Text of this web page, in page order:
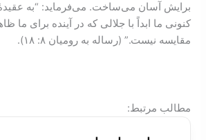
برایش آسان می‌ساخت. می‌فرماید: “به
کنونی ما ابداً با جلالی که در آينده برای ما
مقايسه نيست.” (رساله به رومیان ۸: ۱۸).
:مطالب مرتبط